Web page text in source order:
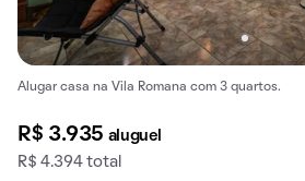
Alugar casa na Vila Romana com 3 quartos.
R$ 3.935 aluguel
R$ 4.394 total